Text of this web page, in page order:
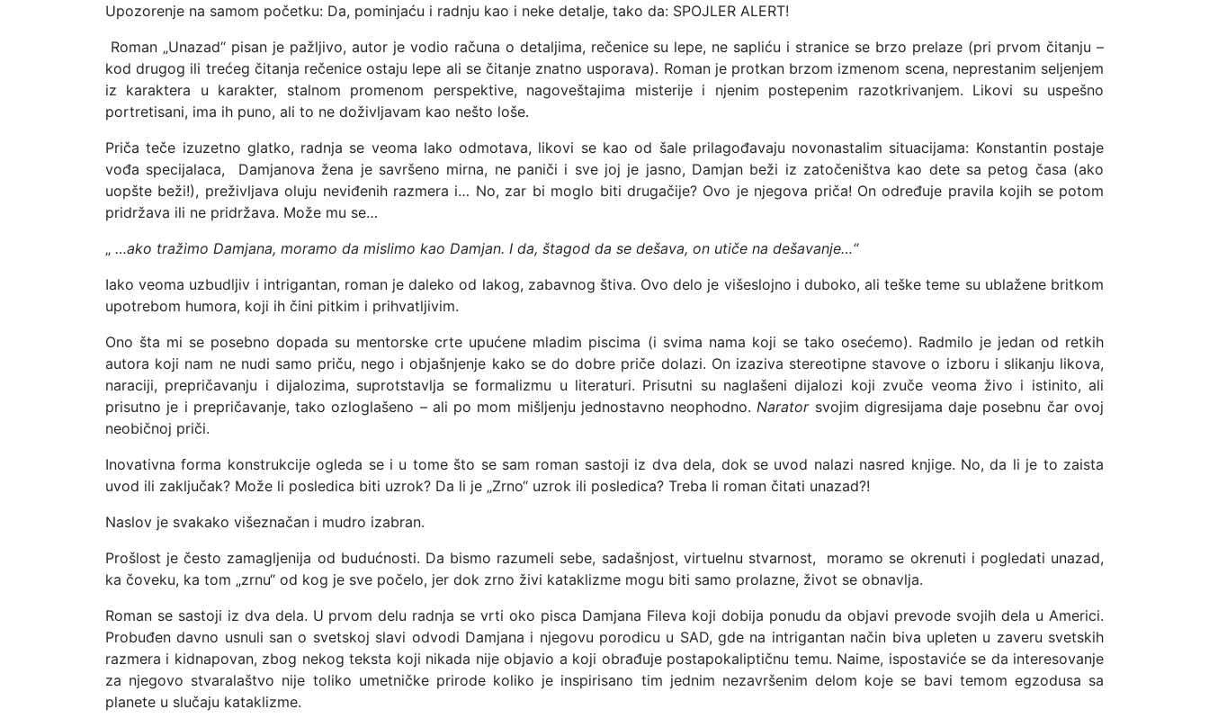
Upozorenje na samom početku: Da, pominjaću i radnju kao i neke detalje, tako da: SPOJLER ALERT!
Roman „Unazad“ pisan je pažljivo, autor je vodio računa o detaljima, rečenice su lepe, ne sapliću i stranice se brzo prelaze (pri prvom čitanju –
kod drugog ili trećeg čitanja rečenice ostaju lepe ali se čitanje znatno usporava). Roman je protkan brzom izmenom scena, neprestanim seljenjem
iz karaktera u karakter, stalnom promenom perspektive, nagoveštajima misterije i njenim postepenim razotkrivanjem. Likovi su uspešno
portretisani, ima ih puno, ali to ne doživljavam kao nešto loše.
Priča teče izuzetno glatko, radnja se veoma lako odmotava, likovi se kao od šale prilagođavaju novonastalim situacijama: Konstantin postaje
vođa specijalaca, Damjanova žena je savršeno mirna, ne paniči i sve joj je jasno, Damjan beži iz zatočeništva kao dete sa petog časa (ako
uopšte beži!), preživljava oluju neviđenih razmera i… No, zar bi moglo biti drugačije? Ovo je njegova priča! On određuje pravila kojih se potom
pridržava ili ne pridržava. Može mu se…
„ …ako tražimo Damjana, moramo da mislimo kao Damjan. I da, štagod da se dešava, on utiče na dešavanje…“
Iako veoma uzbudljiv i intrigantan, roman je daleko od lakog, zabavnog štiva. Ovo delo je višeslojno i duboko, ali teške teme su ublažene britkom
upotrebom humora, koji ih čini pitkim i prihvatljivim.
Ono šta mi se posebno dopada su mentorske crte upućene mladim piscima (i svima nama koji se tako osećemo). Radmilo je jedan od retkih
autora koji nam ne nudi samo priču, nego i objašnjenje kako se do dobre priče dolazi. On izaziva stereotipne stavove o izboru i slikanju likova,
naraciji, prepričavanju i dijalozima, suprotstavlja se formalizmu u literaturi. Prisutni su naglašeni dijalozi koji zvuče veoma živo i istinito, ali
prisutno je i prepričavanje, tako ozloglašeno – ali po mom mišljenju jednostavno neophodno. Naratorsvojim digresijama daje posebnu čar ovoj
neobičnoj priči.
Inovativna forma konstrukcije ogleda se i u tome što se sam roman sastoji iz dva dela, dok se uvod nalazi nasred knjige. No, da li je to zaista
uvod ili zaključak? Može li posledica biti uzrok? Da li je „Zrno“ uzrok ili posledica? Treba li roman čitati unazad?!
Naslov je svakako višeznačan i mudro izabran.
Prošlost je često zamagljenija od budućnosti. Da bismo razumeli sebe, sadašnjost, virtuelnu stvarnost, moramo se okrenuti i pogledati unazad,
ka čoveku, ka tom „zrnu“ od kog je sve počelo, jer dok zrno živi kataklizme mogu biti samo prolazne, život se obnavlja.
Roman se sastoji iz dva dela. U prvom delu radnja se vrti oko pisca Damjana Fileva koji dobija ponudu da objavi prevode svojih dela u Americi.
Probuđen davno usnuli san o svetskoj slavi odvodi Damjana i njegovu porodicu u SAD, gde na intrigantan način biva upleten u zaveru svetskih
razmera i kidnapovan, zbog nekog teksta koji nikada nije objavio a koji obrađuje postapokaliptičnu temu. Naime, ispostaviće se da interesovanje
za njegovo stvaralaštvo nije toliko umetničke prirode koliko je inspirisano tim jednim nezavršenim delom koje se bavi temom egzodusa sa
planete u slučaju kataklizme.